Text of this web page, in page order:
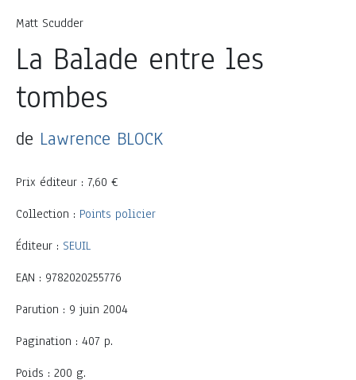
Matt Scudder
La Balade entre les
tombes
de Lawrence BLOCK
Prix éditeur : 7,60 €
Collection : Points policier
Éditeur : SEUIL
EAN : 9782020255776
Parution : 9 juin 2004
Pagination : 407 p.
Poids : 200 g.